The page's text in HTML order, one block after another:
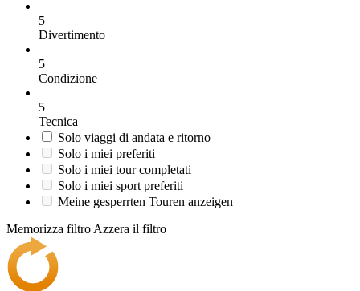
5
Divertimento
5
Condizione
5
Tecnica
Solo viaggi di andata e ritorno
Solo i miei preferiti
Solo i miei tour completati
Solo i miei sport preferiti
Meine gesperrten Touren anzeigen
Memorizza filtro Azzera il filtro